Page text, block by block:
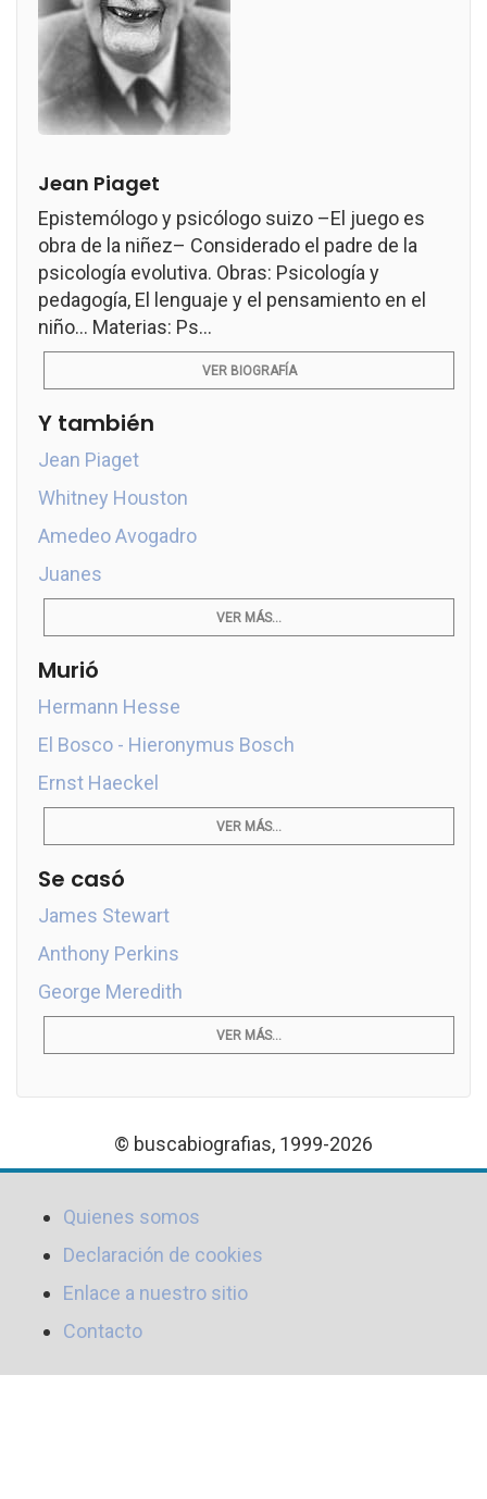
Jean Piaget
Epistemólogo y psicólogo suizo –El juego es
obra de la niñez– Considerado el padre de la
psicología evolutiva. Obras: Psicología y
pedagogía, El lenguaje y el pensamiento en el
niño... Materias: Ps...
VER BIOGRAFÍA
Y también
Jean Piaget
Whitney Houston
Amedeo Avogadro
Juanes
VER MÁS...
Murió
Hermann Hesse
El Bosco - Hieronymus Bosch
Ernst Haeckel
VER MÁS...
Se casó
James Stewart
Anthony Perkins
George Meredith
VER MÁS...
© buscabiografias, 1999-2026
Quienes somos
Declaración de cookies
Enlace a nuestro sitio
Contacto